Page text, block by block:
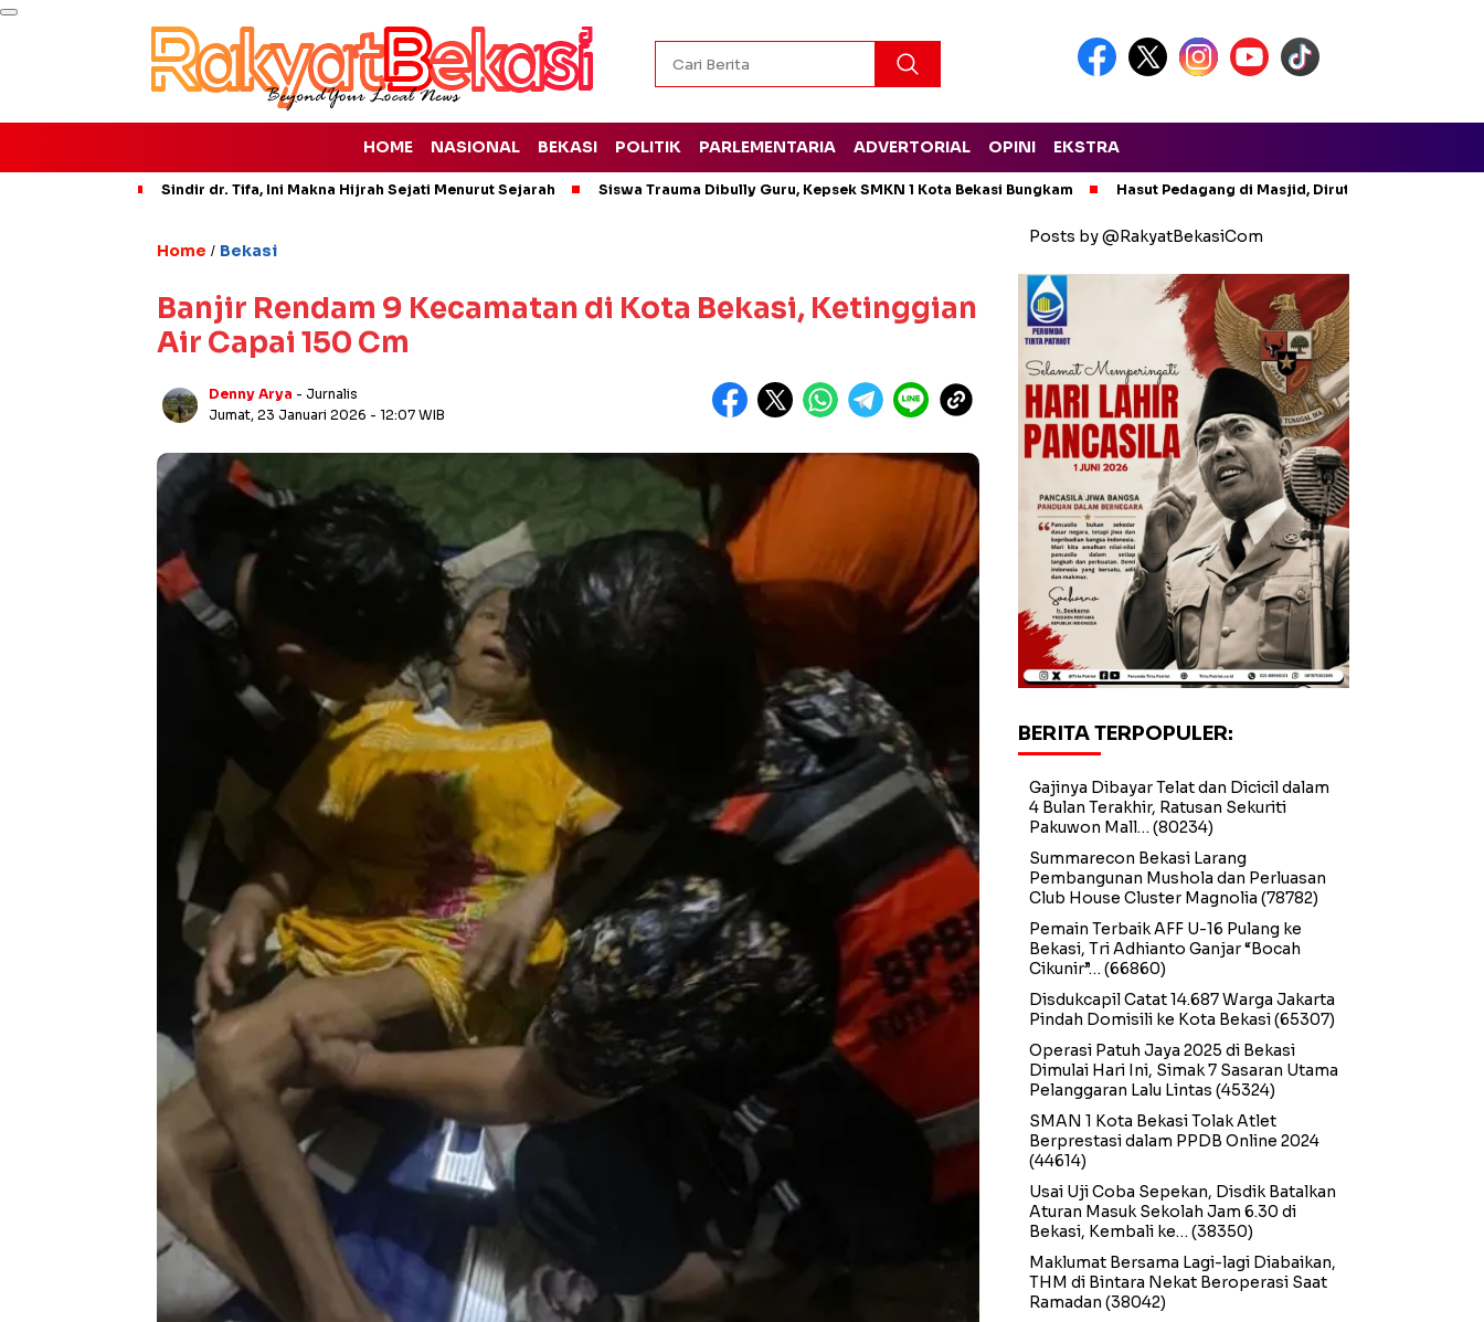
HOME NASIONAL BEKASI POLITIK PARLEMENTARIA ADVERTORIAL OPINI EKSTRA
Sindir dr. Tifa, Ini Makna Hijrah Sejati Menurut Sejarah Siswa Trauma Dibully Guru, Kepsek SMKN 1 Kota Bekasi Bungkam Hasut Pedagang di Masjid, Dirut PTMP Polisikan
Home / Bekasi
Banjir Rendam 9 Kecamatan di Kota Bekasi, Ketinggian
Air Capai 150 Cm
Denny Arya - Jurnalis
Jumat, 23 Januari 2026 - 12:07 WIB
Posts by @RakyatBekasiCom
BERITA TERPOPULER:
Gajinya Dibayar Telat dan Dicicil dalam
4 Bulan Terakhir, Ratusan Sekuriti
Pakuwon Mall… (80234)
Summarecon Bekasi Larang
Pembangunan Mushola dan Perluasan
Club House Cluster Magnolia (78782)
Pemain Terbaik AFF U-16 Pulang ke
Bekasi, Tri Adhianto Ganjar “Bocah
Cikunir”… (66860)
Disdukcapil Catat 14.687 Warga Jakarta
Pindah Domisili ke Kota Bekasi(65307)
Operasi Patuh Jaya 2025 di Bekasi
Dimulai Hari Ini, Simak 7 Sasaran Utama
Pelanggaran Lalu Lintas (45324)
SMAN 1 Kota Bekasi Tolak Atlet
Berprestasi dalam PPDB Online 2024
(44614)
Usai Uji Coba Sepekan, Disdik Batalkan
Aturan Masuk Sekolah Jam 6.30 di
Bekasi, Kembali ke… (38350)
Maklumat Bersama Lagi-lagi Diabaikan,
THM di Bintara Nekat Beroperasi Saat
Ramadan (38042)